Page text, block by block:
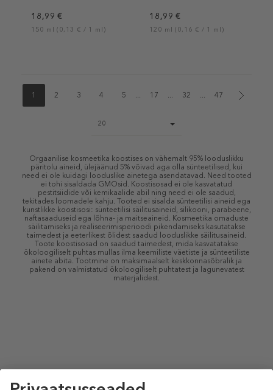
18,99 €
150 ml (0,13 € / 1 ml)
18,99 €
120 ml (0,16 € / 1 ml)
1 2 3 4 5 ... 17 ... 32 ... 47
size
20
Orgaanilise kosmeetika koostises on vähemalt 95% looduslikku
päritolu aineid, ülejäänud 5% võivad aga olla sünteetilised, kui
need ei ole kuidagi looduslike ainetega asendatavad. Need tooted
ei tohi sisaldada GMOsid. Koostisosad ei ole kasvatatud
pestitsiidide või kemikaalide abil ning need ei ole saadud,
tekitades loomadele kahju. Tooted ei sisalda sünteetilisi aineid ega
kunstlikke koostisosi: sünteetilisi säilitusaineid, silikooni, parabeene,
naftasaaduseid ega lõhna- ja maitseaineid. Kosmeetika omaduste
säilitamiseks ja realiseerimisperioodi pikendamiseks kasutatakse
taimedest ja eeterlikest õlidest saadud looduslikke säilitusaineid.
Toote koostisosad on saadud taimedest, mida kasvatatakse
ökoloogiliselt puhtas mullas ilma keemiliste väetiste ja sünteetiliste
ainete abita. Tootmine on maksimaalselt keskkonnasõbralik ja
pakend on valmistatud ökoloogiliselt puhtatest ja lagunevatest
materjalidest.